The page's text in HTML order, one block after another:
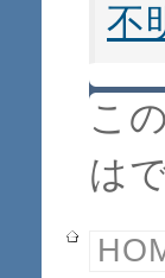
不
こ
は